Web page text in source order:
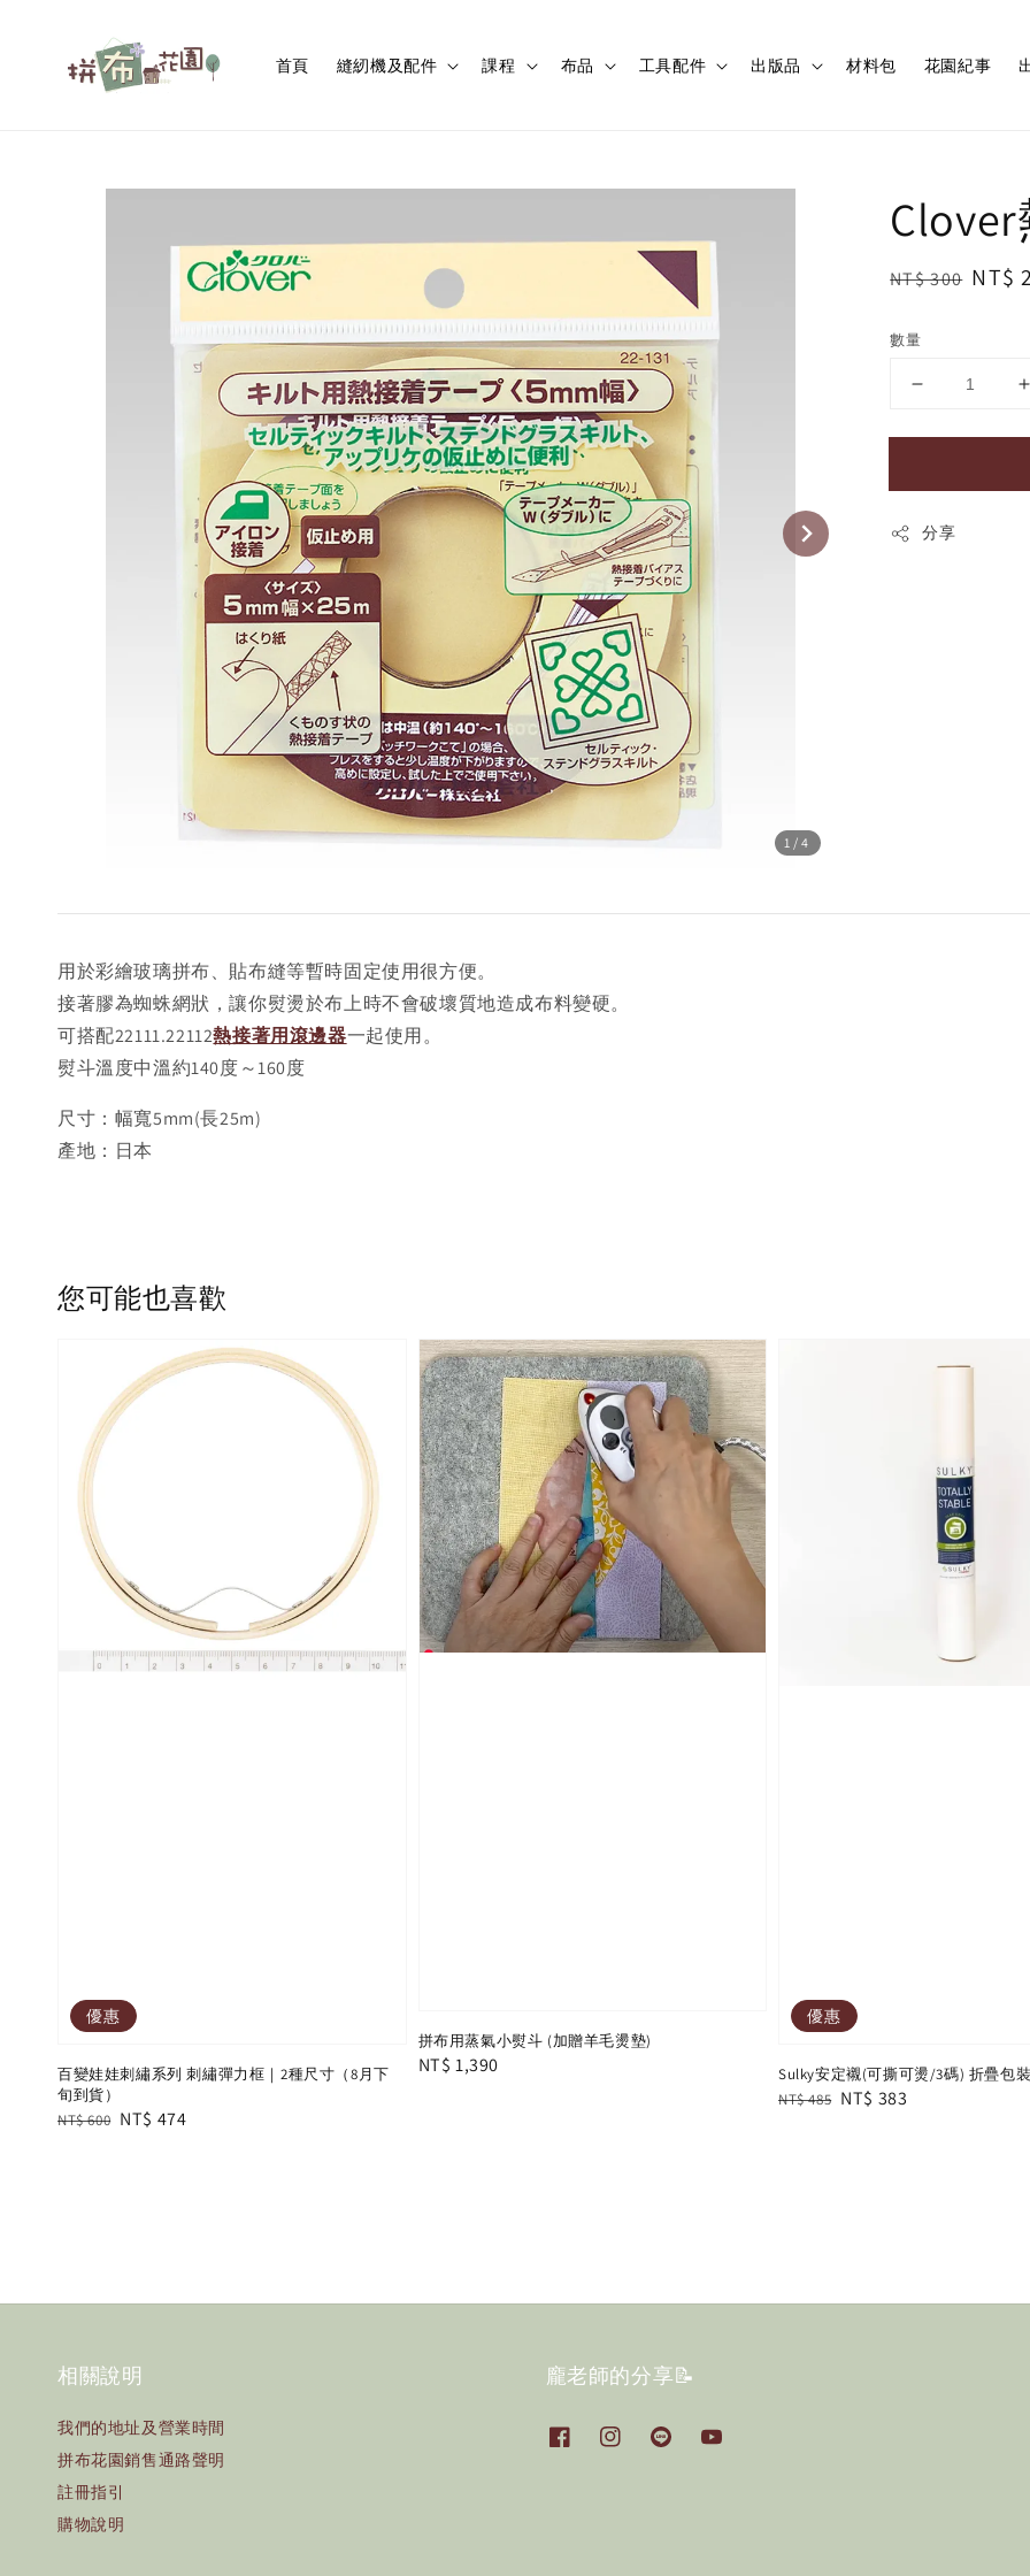
首頁 縫紉機及配件 課程 布品 工具配件 出版品 材料包 花園紀事
1 /4
Regular
NT$ 300 Sale
NT$
數量
分享
用於彩繪玻璃拼布、貼布縫等暫時固定使用很方便。
接著膠為蜘蛛網狀，讓你熨燙於布上時不會破壞質地造成布料變硬。
可搭配22111.22112熱接著用滾邊器一起使用。
熨斗溫度中溫約140度～160度
尺寸：幅寬5mm(長25m)
產地：日本
您可能也喜歡
優惠
百變娃娃刺繡系列 刺繡彈力框｜2種尺寸（8月下
旬到貨）
Regular
NT$ 600 Sale
NT$ 474
拼布用蒸氣小熨斗 (加贈羊毛燙墊)
Regular
NT$ 1,390
優惠
Sulky安定襯(可撕可燙/3碼) 折疊包
Regular
NT$ 485 Sale
NT$ 383
相關說明
我們的地址及營業時間
拼布花園銷售通路聲明
註冊指引
購物說明
龐老師的分享📝